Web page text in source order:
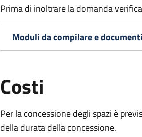
Prima di inoltrare la domanda
Moduli da compilare e
Costi
Per la concessione degli spazi è
della durata della concessione.